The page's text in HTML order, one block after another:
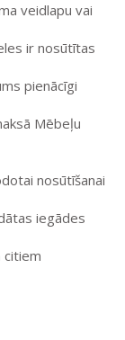
veidlapu vai
ir nosūtītas
pienācīgi
Mēbeļu
nosūtīšanai
iegādes
citiem